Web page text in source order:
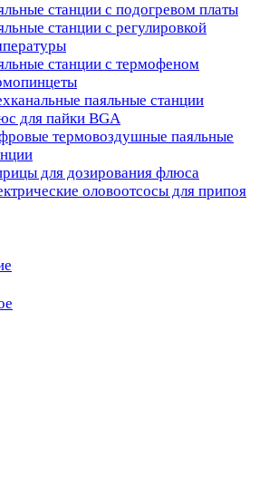
станции с подогревом платы
станции с регулировкой
станции с термофеном
паяльные станции
для пайки BGA
термовоздушные паяльные
для дозирования флюса
оловоотсосы для припоя